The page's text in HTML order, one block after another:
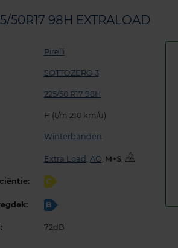
50R17 98H EXTRALOAD
Pirelli
SOTTOZERO 3
225/50 R17 98H
H (t/m 210 km/u)
Winterbanden
Extra Load , AO, ,
C
B
72dB